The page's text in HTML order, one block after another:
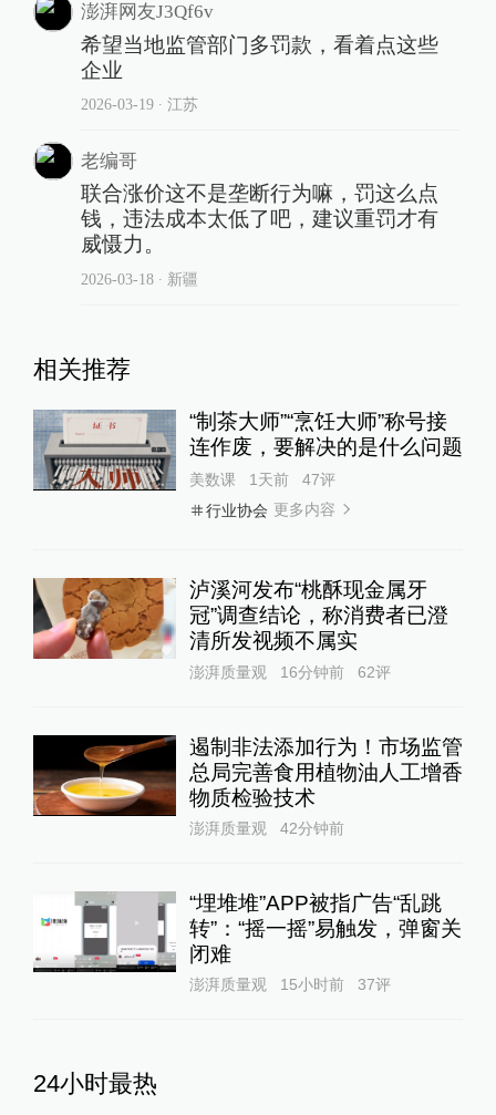
澎湃网友J3Qf6v
希望当地监管部门多罚款，看着点这些
企业
2026-03-19∙ 江苏
老编哥
联合涨价这不是垄断行为嘛，罚这么点
钱，违法成本太低了吧，建议重罚才有
威慑力。
2026-03-18∙ 新疆
相关推荐
“制茶大师”“烹饪大师”称号接
连作废，要解决的是什么问题
美数课 1天前 47评
行业协会 更多内容
泸溪河发布“桃酥现金属牙
冠”调查结论，称消费者已澄
清所发视频不属实
澎湃质量观 16分钟前 62评
遏制非法添加行为！市场监管
总局完善食用植物油人工增香
物质检验技术
澎湃质量观 42分钟前
“埋堆堆”APP被指广告“乱跳
转”：“摇一摇”易触发，弹窗关
闭难
澎湃质量观 15小时前 37评
24小时最热